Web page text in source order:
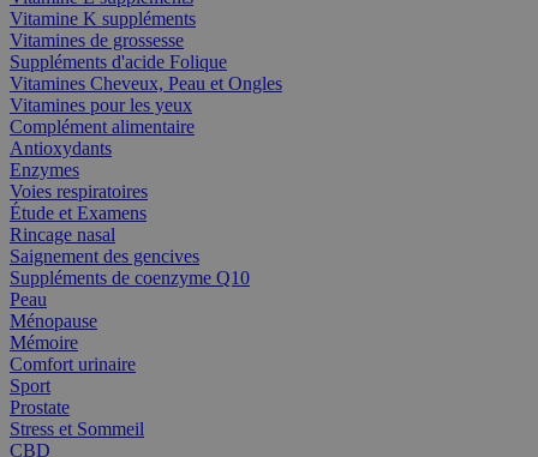
Vitamine K suppléments
Vitamines de grossesse
Suppléments d'acide Folique
Vitamines Cheveux, Peau et Ongles
Vitamines pour les yeux
Complément alimentaire
Antioxydants
Enzymes
Voies respiratoires
Étude et Examens
Rincage nasal
Saignement des gencives
Suppléments de coenzyme Q10
Peau
Ménopause
Mémoire
Comfort urinaire
Sport
Prostate
Stress et Sommeil
CBD